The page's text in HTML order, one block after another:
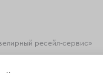
ресейл-сервис»